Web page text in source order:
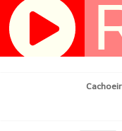
Pular
para